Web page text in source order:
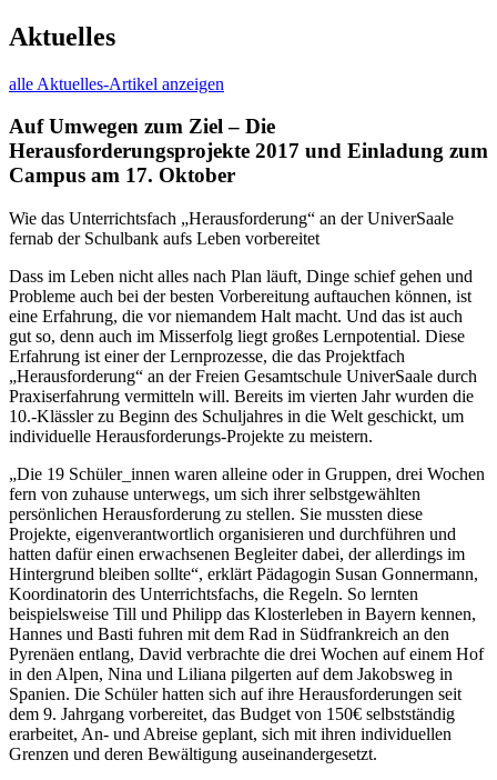
Aktuelles
alle Aktuelles-Artikel anzeigen
Auf Umwegen zum Ziel – Die
Herausforderungsprojekte 2017 und Einladung zum
Campus am 17. Oktober
Wie das Unterrichtsfach „Herausforderung“ an der UniverSaale
fernab der Schulbank aufs Leben vorbereitet
Dass im Leben nicht alles nach Plan läuft, Dinge schief gehen und
Probleme auch bei der besten Vorbereitung auftauchen können, ist
eine Erfahrung, die vor niemandem Halt macht. Und das ist auch
gut so, denn auch im Misserfolg liegt großes Lernpotential. Diese
Erfahrung ist einer der Lernprozesse, die das Projektfach
„Herausforderung“ an der Freien Gesamtschule UniverSaale durch
Praxiserfahrung vermitteln will. Bereits im vierten Jahr wurden die
10.-Klässler zu Beginn des Schuljahres in die Welt geschickt, um
individuelle Herausforderungs-Projekte zu meistern.
„Die 19 Schüler_innen waren alleine oder in Gruppen, drei Wochen
fern von zuhause unterwegs, um sich ihrer selbstgewählten
persönlichen Herausforderung zu stellen. Sie mussten diese
Projekte, eigenverantwortlich organisieren und durchführen und
hatten dafür einen erwachsenen Begleiter dabei, der allerdings im
Hintergrund bleiben sollte“, erklärt Pädagogin Susan Gonnermann,
Koordinatorin des Unterrichtsfachs, die Regeln. So lernten
beispielsweise Till und Philipp das Klosterleben in Bayern kennen,
Hannes und Basti fuhren mit dem Rad in Südfrankreich an den
Pyrenäen entlang, David verbrachte die drei Wochen auf einem Hof
in den Alpen, Nina und Liliana pilgerten auf dem Jakobsweg in
Spanien. Die Schüler hatten sich auf ihre Herausforderungen seit
dem 9. Jahrgang vorbereitet, das Budget von 150€ selbstständig
erarbeitet, An- und Abreise geplant, sich mit ihren individuellen
Grenzen und deren Bewältigung auseinandergesetzt.